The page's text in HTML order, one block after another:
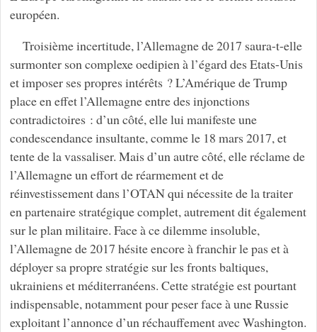
européen.
Troisième incertitude, l’Allemagne de 2017 saura-t-elle
surmonter son complexe oedipien à l’égard des Etats-Unis
et imposer ses propres intérêts ? L’Amérique de Trump
place en effet l’Allemagne entre des injonctions
contradictoires : d’un côté, elle lui manifeste une
condescendance insultante, comme le 18 mars 2017, et
tente de la vassaliser. Mais d’un autre côté, elle réclame de
l’Allemagne un effort de réarmement et de
réinvestissement dans l’OTAN qui nécessite de la traiter
en partenaire stratégique complet, autrement dit également
sur le plan militaire. Face à ce dilemme insoluble,
l’Allemagne de 2017 hésite encore à franchir le pas et à
déployer sa propre stratégie sur les fronts baltiques,
ukrainiens et méditerranéens. Cette stratégie est pourtant
indispensable, notamment pour peser face à une Russie
exploitant l’annonce d’un réchauffement avec Washington.